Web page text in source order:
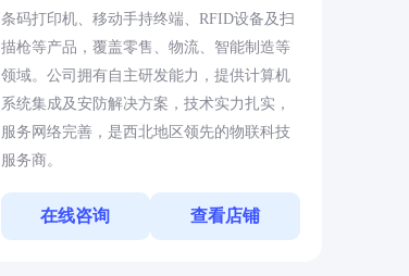
条码打印机、移动手持终端、RFID设备及扫
描枪等产品，覆盖零售、物流、智能制造等
领域。公司拥有自主研发能力，提供计算机
系统集成及安防解决方案，技术实力扎实，
服务网络完善，是西北地区领先的物联科技
服务商。
在线咨询 查看店铺